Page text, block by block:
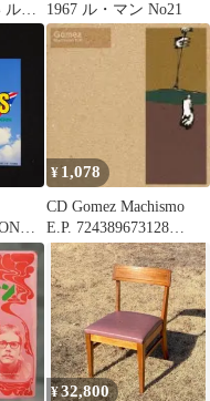
ルー
ンジ
1967 ル・マン No21
¥1,078
CD Gomez Machismo
E.P. 724389673128
VIRGIN /00110
¥32,800